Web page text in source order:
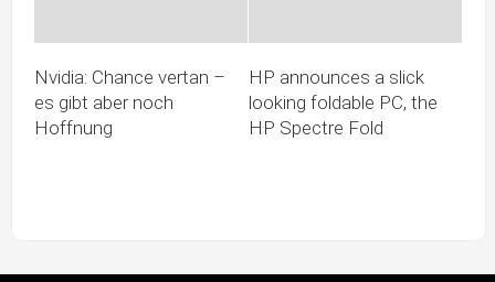
Nvidia: Chance vertan –
es gibt aber noch
Hoffnung
HP announces a slick
looking foldable PC, the
HP Spectre Fold